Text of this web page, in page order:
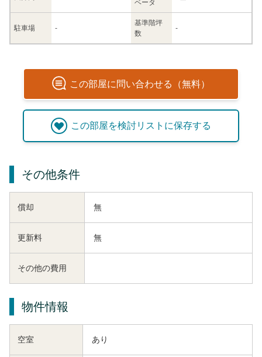
ベータ
駐車場 -
基準階坪
数
-
この部屋に問い合わせる（無料）
この部屋を検討リストに保存する
その他条件
償却 無
更新料 無
その他の費用
物件情報
空室 あり